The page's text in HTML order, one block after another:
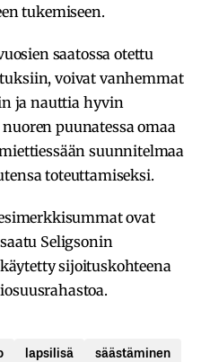
tukemiseen.
saatossa otettu
voivat vanhemmat
ja nauttia hyvin
puunatessa omaa
suunnitelmaa
toteuttamiseksi.
ovat
Seligsonin
sijoituskohteena
lapsilisä
säästäminen